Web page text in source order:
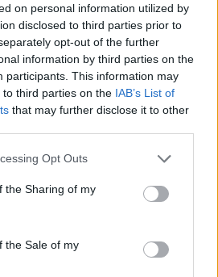
on personal information utilized by
disclosed to third parties prior to
opt-out of the further
information by third parties on the
participants. This information may
third parties on the IAB’s List of
that may further disclose it to other
Opt Outs
the Sharing of my
the Sale of my